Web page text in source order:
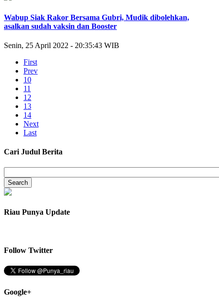
Wabup Siak Rakor Bersama Gubri, Mudik dibolehkan,
asalkan sudah vaksin dan Booster
Senin, 25 April 2022 - 20:35:43 WIB
First
Prev
10
11
12
13
14
Next
Last
Cari Judul Berita
Riau Punya Update
Follow Twitter
Google+